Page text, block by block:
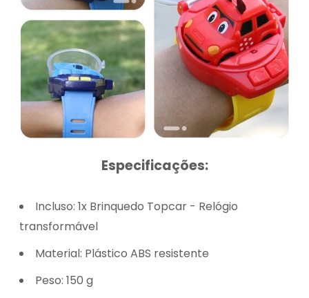
Especificações:
Incluso: 1x Brinquedo Topcar - Relógio
transformável
Material: Plástico ABS resistente
Peso: 150 g